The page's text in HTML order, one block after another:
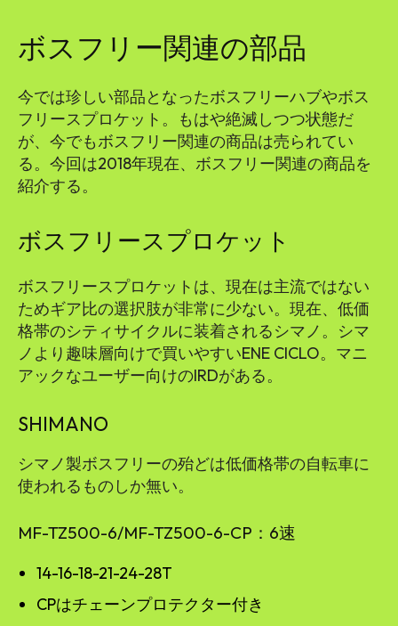
ボスフリー関連の部品
今では珍しい部品となったボスフリーハブやボス
フリースプロケット。もはや絶滅しつつ状態だ
が、今でもボスフリー関連の商品は売られてい
る。今回は2018年現在、ボスフリー関連の商品を
紹介する。
ボスフリースプロケット
ボスフリースプロケットは、現在は主流ではない
ためギア比の選択肢が非常に少ない。現在、低価
格帯のシティサイクルに装着されるシマノ。シマ
ノより趣味層向けで買いやすいENE CICLO。マニ
アックなユーザー向けのIRDがある。
SHIMANO
シマノ製ボスフリーの殆どは低価格帯の自転車に
使われるものしか無い。
MF-TZ500-6/MF-TZ500-6-CP：6速
14-16-18-21-24-28T
CPはチェーンプロテクター付き